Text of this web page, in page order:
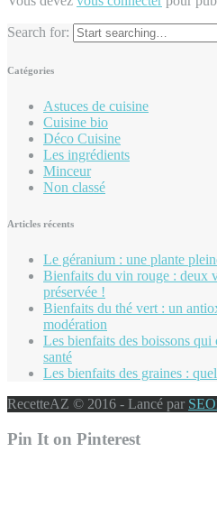
Search for:
Catégories
Astuces de cuisine
Cuisine bio
Déco Cuisine
Les ingrédients
Minceur
Non classé
Articles récents
Le géranium : une plante
Bienfaits du vin rouge : deux
préservée !
Bienfaits du thé vert : un
modération
Les bienfaits des boissons
santé
Les bienfaits des graines :
RecetteAZ © 2016 - Lancé par
Pin It on Pinterest